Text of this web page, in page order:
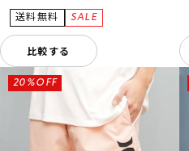
比較する
20%OFF